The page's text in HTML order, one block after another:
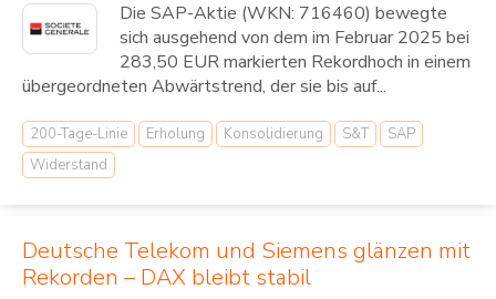
Die SAP-Aktie (WKN: 716460) bewegte
sich ausgehend von dem im Februar 2025 bei
283,50 EUR markierten Rekordhoch in einem
übergeordneten Abwärtstrend, der sie bis auf...
200-Tage-Linie Erholung Konsolidierung S&T
SAP
Widerstand
Deutsche Telekom und Siemens glänzen mit
Rekorden – DAX bleibt stabil